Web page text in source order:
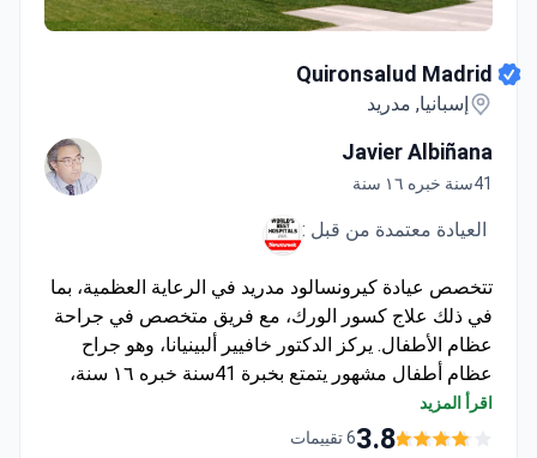
Quironsalud Madrid
إسبانيا, مدريد
Javier Albiñana
41سنة خبره ١٦ سنة
العيادة معتمدة من قبل :
تتخصص عيادة كيرونسالود مدريد في الرعاية العظمية، بما
في ذلك علاج كسور الورك، مع فريق متخصص في جراحة
عظام الأطفال. يركز الدكتور خافيير ألبينيانا، وهو جراح
عظام أطفال مشهور يتمتع بخبرة 41سنة خبره ١٦ سنة،
على خلل التنسج الوركي والتشوهات. تقدم العيادة
تشخيصات متقدمة وتدخلات جراحية لكسور الورك.
اقرأ المزيد